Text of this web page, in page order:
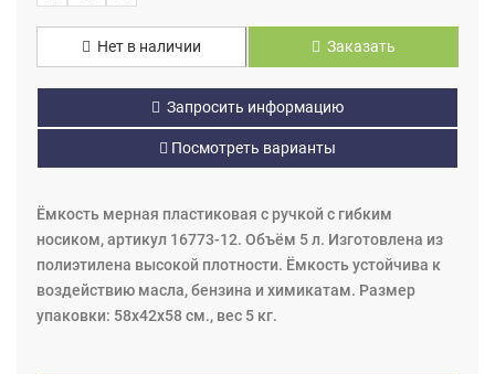
Нет в наличии Заказать
Запросить информацию
Посмотреть варианты
Ёмкость мерная пластиковая с ручкой с гибким
носиком, артикул 16773-12. Объём 5 л. Изготовлена из
полиэтилена высокой плотности. Ёмкость устойчива к
воздействию масла, бензина и химикатам. Размер
упаковки: 58x42x58 см., вес 5 кг.